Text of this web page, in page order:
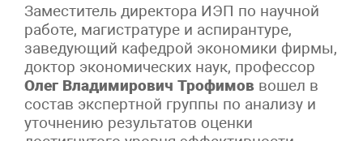
Заместитель директора ИЭП по научной
работе, магистратуре и аспирантуре,
заведующий кафедрой экономики фирмы,
доктор экономических наук, профессор
Олег Владимирович Трофимов вошел в
состав экспертной группы по анализу и
уточнению результатов оценки